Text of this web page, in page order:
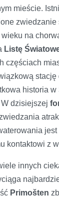
mieście.
na
Listę
historia
dzisiejszej
z
innych
Primošten